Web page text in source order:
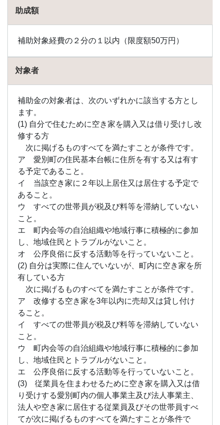
小清
水町
の助
市の
1.64
様似
町の
助成
金
1.65
更別
村の
助成
金
猿払
村の
助成
金
1.67
佐呂
間町
の助
成金
1.68
鹿追
町の
助成
金
1.69
鹿部
町の
助成
金
助成額
補助対象経費の２分の１以内（限度額50万円）
対象者
補助金の対象者は、次のいずれかに該当する方とし
ます。
(1) 自分で住むために空き家を購入又は借り受けし改
修する方
次に掲げるものすべてを満たすことが条件です。
ア 愛別町の住民基本台帳に住所を有する又は有す
る予定であること。
イ 当該空き家に２年以上居住又は居住する予定で
あること。
ウ すべての世帯員が税及び料等を滞納していない
こと。
エ 町内会等の自治組織や地域行事に積極的に参加
し、地域住民とトラブルがないこと。
オ 公序良俗に反する活動等を行っていないこと。
(2) 自分は実際に住んでいないが、町内に空き家を所
有している方
次に掲げるものすべてを満たすことが条件です。
ア 改修する空き家を3年以内に売却又は貸し付け
ること。
イ すべての世帯員が税及び料等を滞納していない
こと。
ウ 町内会等の自治組織や地域行事に積極的に参加
し、地域住民とトラブルがないこと。
エ 公序良俗に反する活動等を行っていないこと。
(3) 従業員を住まわせるために空き家を購入又は借
り受けする愛別町内の個人事業主及び法人事業主、
法人や空き家に居住する従業員及びその世帯員すべ
てが次に掲げるものすべてを満たすことが条件で